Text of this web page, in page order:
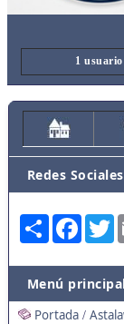
1
Redes Sociales
Share
Menú
Portada /